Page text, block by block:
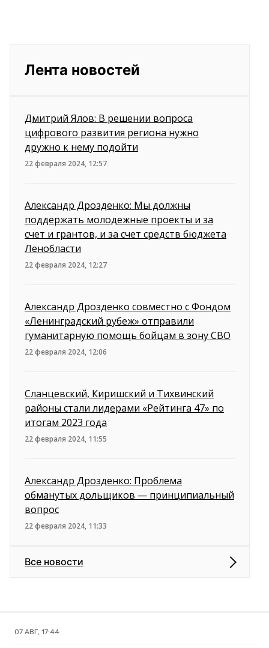
Лента новостей
Дмитрий Ялов: В решении вопроса
цифрового развития региона нужно
дружно к нему подойти
22 февраля 2024, 12:57
Александр Дрозденко: Мы должны
поддержать молодежные проекты и за
счет и грантов, и за счет средств бюджета
Ленобласти
22 февраля 2024, 12:27
Александр Дрозденко совместно с Фондом
«Ленинградский рубеж» отправили
гуманитарную помощь бойцам в зону СВО
22 февраля 2024, 12:06
Сланцевский, Киришский и Тихвинский
районы стали лидерами «Рейтинга 47» по
итогам 2023 года
22 февраля 2024, 11:55
Александр Дрозденко: Проблема
обманутых дольщиков — принципиальный
вопрос
22 февраля 2024, 11:33
Все новости
07 АВГ, 17:44